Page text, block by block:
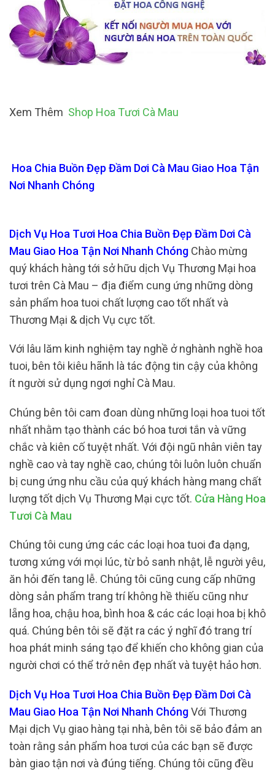
Xem Thêm Shop Hoa Tươi Cà Mau
Hoa Chia Buồn Đẹp Đầm Dơi Cà Mau Giao Hoa Tận
Nơi Nhanh Chóng
Dịch Vụ Hoa Tươi Hoa Chia Buồn Đẹp Đầm Dơi Cà
Mau Giao Hoa Tận Nơi Nhanh Chóng Chào mừng
quý khách hàng tới sở hữu dịch Vụ Thương Mại hoa
tươi trên Cà Mau – địa điểm cung ứng những dòng
sản phẩm hoa tuoi chất lượng cao tốt nhất và
Thương Mại & dịch Vụ cực tốt.
Với lâu lăm kinh nghiệm tay nghề ở nghành nghề hoa
tuoi, bên tôi kiêu hãnh là tác động tin cậy của không
ít người sử dụng ngơi nghỉ Cà Mau.
Chúng bên tôi cam đoan dùng những loại hoa tuoi tốt
nhất nhằm tạo thành các bó hoa tươi tắn và vững
chắc và kiên cố tuyệt nhất. Với đội ngũ nhân viên tay
nghề cao và tay nghề cao, chúng tôi luôn luôn chuẩn
bị cung ứng nhu cầu của quý khách hàng mang chất
lượng tốt dịch Vụ Thương Mại cực tốt. Cửa Hàng Hoa
Tươi Cà Mau
Chúng tôi cung ứng các các loại hoa tuoi đa dạng,
tương xứng với mọi lúc, từ bỏ sanh nhật, lễ người yêu,
ăn hỏi đến tang lễ. Chúng tôi cũng cung cấp những
dòng sản phẩm trang trí không hề thiếu cũng như
lẵng hoa, chậu hoa, bình hoa & các các loại hoa bị khô
quá. Chúng bên tôi sẽ đặt ra các ý nghĩ đó trang trí
hoa phát minh sáng tạo để khiến cho không gian của
người chơi có thể trở nên đẹp nhất và tuyệt hảo hơn.
Dịch Vụ Hoa Tươi Hoa Chia Buồn Đẹp Đầm Dơi Cà
Mau Giao Hoa Tận Nơi Nhanh ChóngVới Thương
Mại dịch Vụ giao hàng tại nhà, bên tôi sẽ bảo đảm an
toàn rằng sản phẩm hoa tươi của các bạn sẽ được
bàn giao tận nơi và đúng tiếng. Chúng tôi cũng đều